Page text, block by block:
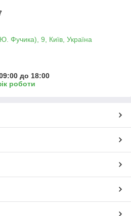
Фучика), 9, Київ, Україна
до 18:00
роботи